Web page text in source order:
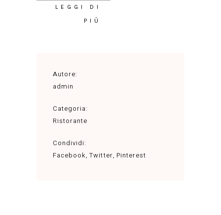
LEGGI DI
PIÙ
Autore:
admin
Categoria:
Ristorante
Condividi:
Facebook Twitter Pinterest